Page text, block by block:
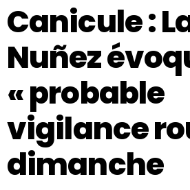
Canicule :
Nuñez
« probable
vigilance
dimanche